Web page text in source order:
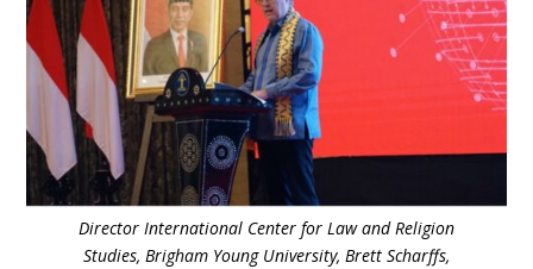
Director International Center for Law and Religion
Studies, Brigham Young University, Brett Scharffs,